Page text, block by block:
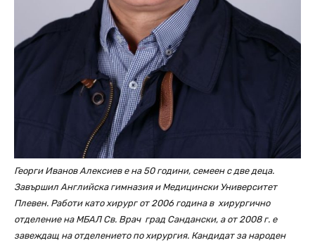
Георги Иванов Алексиев е на 50 години, семеен с две деца.
Завършил Английска гимназия и Медицински Университет
Плевен. Работи като хирург от 2006 година в хирургично
отделение на МБАЛ Св. Врач град Сандански, а от 2008 г. е
завеждащ на отделението по хирургия. Кандидат за народен